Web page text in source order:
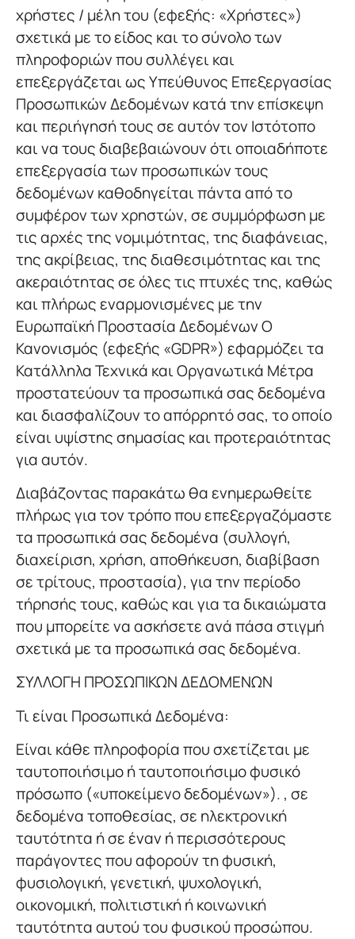
χρήστες / μέλη του (εφεξής: «Χρήστες»)
σχετικά με το είδος και το σύνολο των
πληροφοριών που συλλέγει και
επεξεργάζεται ως Υπεύθυνος Επεξεργασίας
Προσωπικών Δεδομένων κατά την επίσκεψη
και περιήγησή τους σε αυτόν τον Ιστότοπο
και να τους διαβεβαιώνουν ότι οποιαδήποτε
επεξεργασία των προσωπικών τους
δεδομένων καθοδηγείται πάντα από το
συμφέρον των χρηστών, σε συμμόρφωση με
τις αρχές της νομιμότητας, της διαφάνειας,
της ακρίβειας, της διαθεσιμότητας και της
ακεραιότητας σε όλες τις πτυχές της, καθώς
και πλήρως εναρμονισμένες με την
Ευρωπαϊκή Προστασία Δεδομένων Ο
Κανονισμός (εφεξής «GDPR») εφαρμόζει τα
Κατάλληλα Τεχνικά και Οργανωτικά Μέτρα
προστατεύουν τα προσωπικά σας δεδομένα
και διασφαλίζουν το απόρρητό σας, το οποίο
είναι υψίστης σημασίας και προτεραιότητας
για αυτόν.
Διαβάζοντας παρακάτω θα ενημερωθείτε
πλήρως για τον τρόπο που επεξεργαζόμαστε
τα προσωπικά σας δεδομένα (συλλογή,
διαχείριση, χρήση, αποθήκευση, διαβίβαση
σε τρίτους, προστασία), για την περίοδο
τήρησής τους, καθώς και για τα δικαιώματα
που μπορείτε να ασκήσετε ανά πάσα στιγμή
σχετικά με τα προσωπικά σας δεδομένα.
ΣΥΛΛΟΓΗ ΠΡΟΣΩΠΙΚΩΝ ΔΕΔΟΜΕΝΩΝ
Τι είναι Προσωπικά Δεδομένα:
Είναι κάθε πληροφορία που σχετίζεται με
ταυτοποιήσιμο ή ταυτοποιήσιμο φυσικό
πρόσωπο («υποκείμενο δεδομένων»). , σε
δεδομένα τοποθεσίας, σε ηλεκτρονική
ταυτότητα ή σε έναν ή περισσότερους
παράγοντες που αφορούν τη φυσική,
φυσιολογική, γενετική, ψυχολογική,
οικονομική, πολιτιστική ή κοινωνική
ταυτότητα αυτού του φυσικού προσώπου.